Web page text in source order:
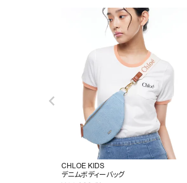
CHLOE KIDS
デニムボディーバッグ